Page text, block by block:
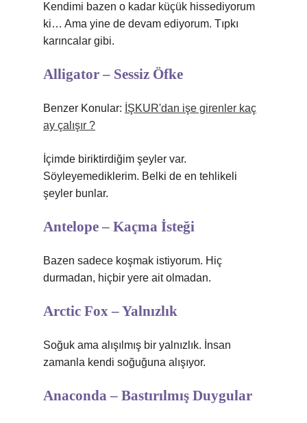
Kendimi bazen o kadar küçük hissediyorum
ki… Ama yine de devam ediyorum. Tıpkı
karıncalar gibi.
Alligator – Sessiz Öfke
Benzer Konular: İŞKUR'dan işe girenler kaç
ay çalışır ?
İçimde biriktirdiğim şeyler var.
Söyleyemediklerim. Belki de en tehlikeli
şeyler bunlar.
Antelope – Kaçma İsteği
Bazen sadece koşmak istiyorum. Hiç
durmadan, hiçbir yere ait olmadan.
Arctic Fox – Yalnızlık
Soğuk ama alışılmış bir yalnızlık. İnsan
zamanla kendi soğuğuna alışıyor.
Anaconda – Bastırılmış Duygular